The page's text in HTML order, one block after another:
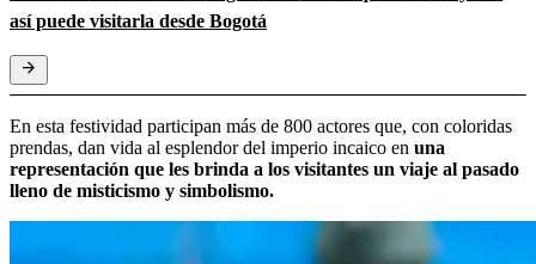
así puede visitarla desde Bogotá
En esta festividad participan más de 800 actores que, con coloridas
prendas, dan vida al esplendor del imperio incaico en una
representación que les brinda a los visitantes un viaje al pasado
lleno de misticismo y simbolismo.